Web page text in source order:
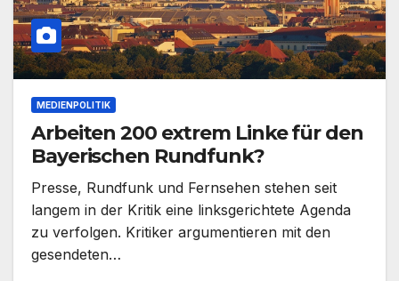
MEDIENPOLITIK
Arbeiten 200 extrem Linke für den
Bayerischen Rundfunk?
Presse, Rundfunk und Fernsehen stehen seit
langem in der Kritik eine linksgerichtete Agenda
zu verfolgen. Kritiker argumentieren mit den
gesendeten…